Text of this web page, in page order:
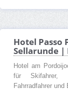
Hotel Passo
Sellarunde
Hotel am
für Skifahrer,
Fahrradfahrer und